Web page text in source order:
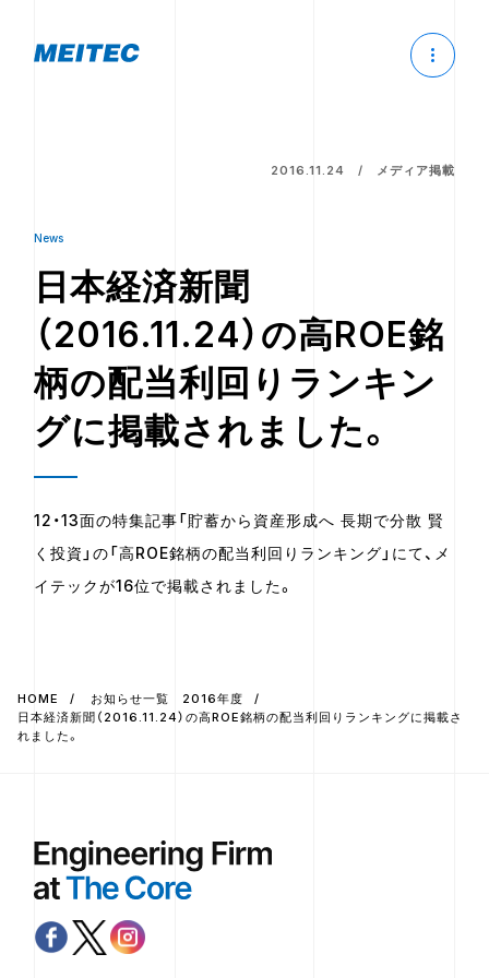
メディア掲載
2016.11.24
News
日本経済新聞
（2016.11.24）の高ROE銘
柄の配当利回りランキン
グに掲載されました。
12・13面の特集記事「貯蓄から資産形成へ 長期で分散 賢
く投資」の「高ROE銘柄の配当利回りランキング」にて、メ
イテックが16位で掲載されました。
HOME
お知らせ一覧 2016年度
日本経済新聞（2016.11.24）の高ROE銘柄の配当利回りランキングに掲載さ
れました。